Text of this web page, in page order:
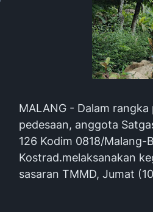
MALANG - Dalam
pedesaan, anggota
126 Kodim 0818/Malang-
Kostrad.melaksanakan
sasaran TMMD, Jumat